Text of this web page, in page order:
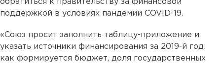
обратиться к правительству за финансовой
поддержкой в условиях пандемии COVID-19.
«Союз просит заполнить таблицу-приложение и
указать источники финансирования за 2019-й год:
как формируется бюджет, доля государственных